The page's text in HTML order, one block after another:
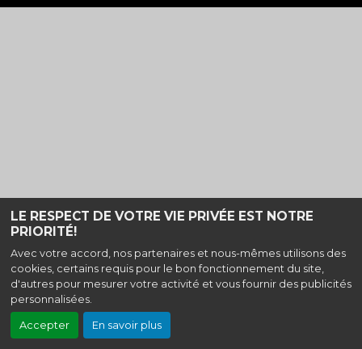
LE RESPECT DE VOTRE VIE PRIVÉE EST NOTRE
PRIORITÉ!
Avec votre accord, nos partenaires et nous-mêmes utilisons des
cookies, certains requis pour le bon fonctionnement du site,
d'autres pour mesurer votre activité et vous fournir des publicités
personnalisées.
Accepter En savoir plus